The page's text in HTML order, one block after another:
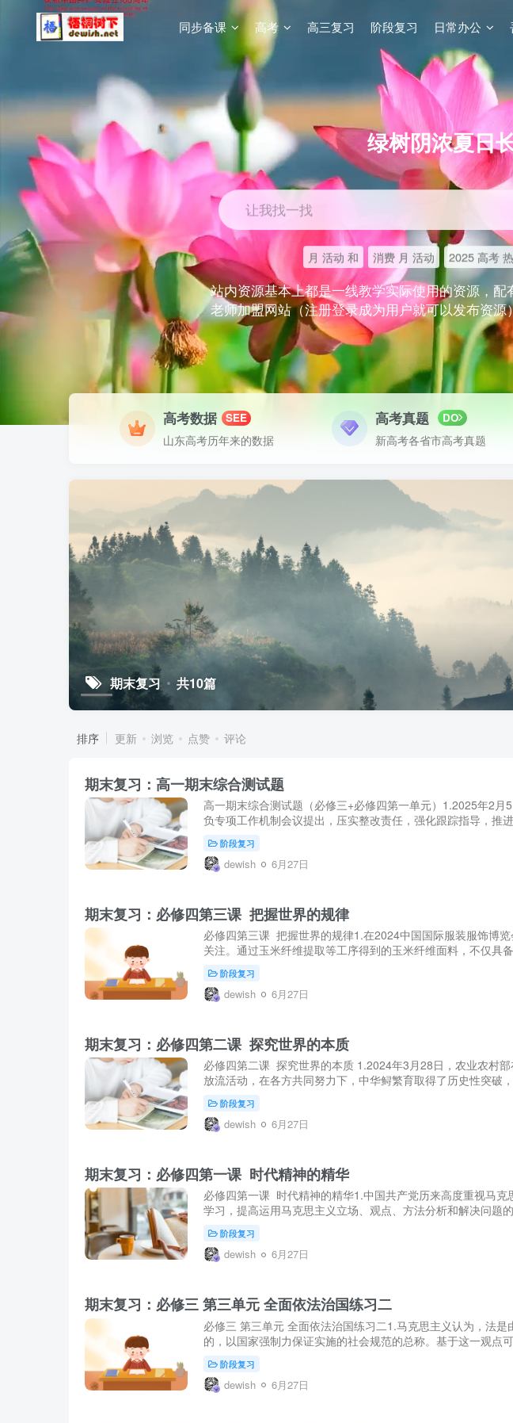
同步备课 高考 高三复习 阶段复习 日常办公
绿树阴浓夏日
让我找一找
月 活动 和 消费 月 活动 2025 高考
站内资源基本上都是一线教学实际使用的资源，
老师加盟网站（注册登录成为用户就可以发布资
高考数据 SEE
山东高考历年来的数据
高考真题 DO
新高考各省市高考真题
期末复习 共10篇
排序 更新 浏览 点赞 评论
期末复习：高一期末综合测试题
高一期末综合测试题（必修三+必修四第一单元）1.2025年2
负专项工作机制会议提出，压实整改责任，强化跟踪指导，推
阶段复习
dewish 6月27日
期末复习：必修四第三课 把握世界的规律
必修四第三课 把握世界的规律1.在2024中国国际服装服饰博
关注。通过玉米纤维提取等工序得到的玉米纤维面料，不仅具
阶段复习
dewish 6月27日
期末复习：必修四第二课 探究世界的本质
必修四第二课 探究世界的本质 1.2024年3月28日，农业农村
放流活动，在各方共同努力下，中华鲟繁育取得了历史性突破
阶段复习
dewish 6月27日
期末复习：必修四第一课 时代精神的精华
必修四第一课 时代精神的精华1.中国共产党历来高度重视马
学习，提高运用马克思主义立场、观点、方法分析和解决问题
阶段复习
dewish 6月27日
期末复习：必修三 第三单元 全面依法治国练习二
必修三 第三单元 全面依法治国练习二1.马克思主义认为，法
的，以国家强制力保证实施的社会规范的总称。基于这一观
阶段复习
dewish 6月27日